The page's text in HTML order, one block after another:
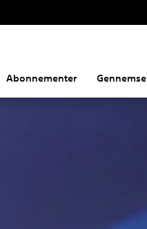
Abonnementer Gennemse